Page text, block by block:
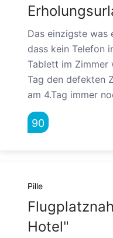
Das einzigste was
dass kein Telefon
Tablett im Zimmer
Tag den defekten
am 4.Tag immer
90
Pille
Hotel"